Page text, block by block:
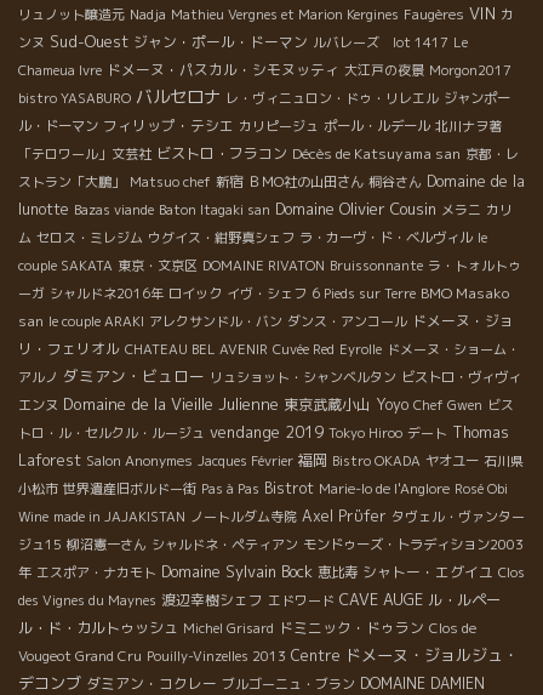
リュノット醸造元 Nadja Mathieu Vergnes et Marion Kergines Faugères VIN カ
ンヌ Sud-Ouest ジャン・ポール・ドーマン ルバレーズ lot 1417 Le
Chameua Ivre ドメーヌ・パスカル・シモヌッティ 大江戸の夜景 Morgon2017
bistro YASABURO バルセロナ レ・ヴィニュロン・ドゥ・リレエル ジャンポー
ル・ドーマン フィリップ・テシエ カリピージュ ポール・ルデール 北川ナヲ著
「テロワール」文芸社 ビストロ・フラコン Décès de Katsuyama san 京都・レ
ストラン「大鵬」
Matsuo chef 新宿 ＢＭО社の山田さん 桐谷さん Domaine de la
lunotte Bazas viande Baton Itagaki san Domaine Olivier Cousin メラニ カリ
ム セロス・ミレジム ウグイス・紺野真シェフ ラ・カーヴ・ド・ベルヴィル le
couple SAKATA 東京・文京区 DOMAINE RIVATON Bruissonnante ラ・トォルトゥ
ーガ シャルドネ2016年 ロイック イヴ・シェフ 6 Pieds sur Terre BMO Masako
san le couple ARAKI アレクサンドル・バン ダンス・アンコール ドメーヌ・ジョ
リ・フェリオル CHATEAU BEL AVENIR Cuvée Red Eyrolle ドメーヌ・ショーム・
アルノ ダミアン・ビュロー リュショット・シャンベルタン ビストロ・ヴィヴィ
エンヌ Domaine de la Vieille Julienne 東京武蔵小山 Yoyo Chef Gwen ビス
トロ・ル・セルクル・ルージュ vendange 2019 Tokyo Hiroo デート Thomas
Laforest Salon Anonymes Jacques Février 福岡 Bistro OKADA ヤオユー 石川県
小松市 世界遺産旧ボルドー街 Pas à Pas Bistrot Marie-lo de l'Anglore Rosé Obi
Wine made in JAJAKISTAN ノートルダム寺院 Axel Prϋfer タヴェル・ヴァンター
ジュ15 柳沼憲一さん シャルドネ・ペティアン モンドゥーズ・トラディション2003
年 エスポア・ナカモト Domaine Sylvain Bock 恵比寿 シャトー・エグイユ Clos
des Vignes du Maynes 渡辺幸樹シェフ エドワード CAVE AUGE ル・ルペー
ル・ド・カルトゥッシュ Michel Grisard ドミニック・ドゥラン Clos de
Vougeot Grand Cru Pouilly-Vinzelles 2013 Centre ドメーヌ・ジョルジュ・
デコンブ ダミアン・コクレー ブルゴーニュ・ブラン DOMAINE DAMIEN